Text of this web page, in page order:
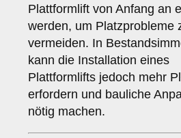
Plattformlift von Anfang an
werden, um Platzprobleme
vermeiden. In
kann die Installation eines
Plattformlifts jedoch mehr
erfordern und bauliche
nötig machen.